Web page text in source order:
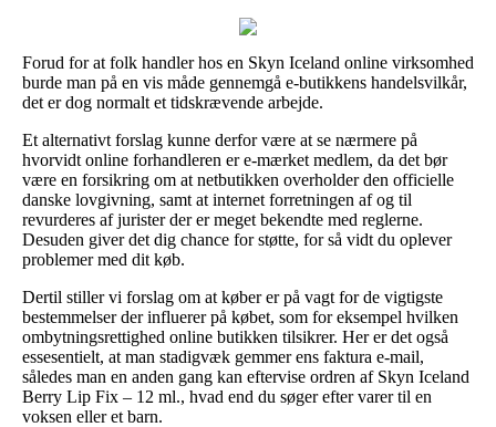
Forud for at folk handler hos en Skyn Iceland online virksomhed
burde man på en vis måde gennemgå e-butikkens handelsvilkår,
det er dog normalt et tidskrævende arbejde.
Et alternativt forslag kunne derfor være at se nærmere på
hvorvidt online forhandleren er e-mærket medlem, da det bør
være en forsikring om at netbutikken overholder den officielle
danske lovgivning, samt at internet forretningen af og til
revurderes af jurister der er meget bekendte med reglerne.
Desuden giver det dig chance for støtte, for så vidt du oplever
problemer med dit køb.
Dertil stiller vi forslag om at køber er på vagt for de vigtigste
bestemmelser der influerer på købet, som for eksempel hvilken
ombytningsrettighed online butikken tilsikrer. Her er det også
essesentielt, at man stadigvæk gemmer ens faktura e-mail,
således man en anden gang kan eftervise ordren af Skyn Iceland
Berry Lip Fix – 12 ml., hvad end du søger efter varer til en
voksen eller et barn.